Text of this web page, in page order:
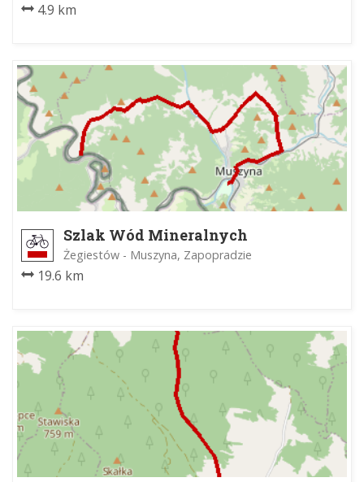
4.9 km
Szlak Wód Mineralnych
Żegiestów - Muszyna, Zapopradzie
19.6 km